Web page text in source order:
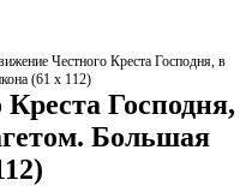
Честного Креста Господня, в
(61 х 112)
Господня,
Большая